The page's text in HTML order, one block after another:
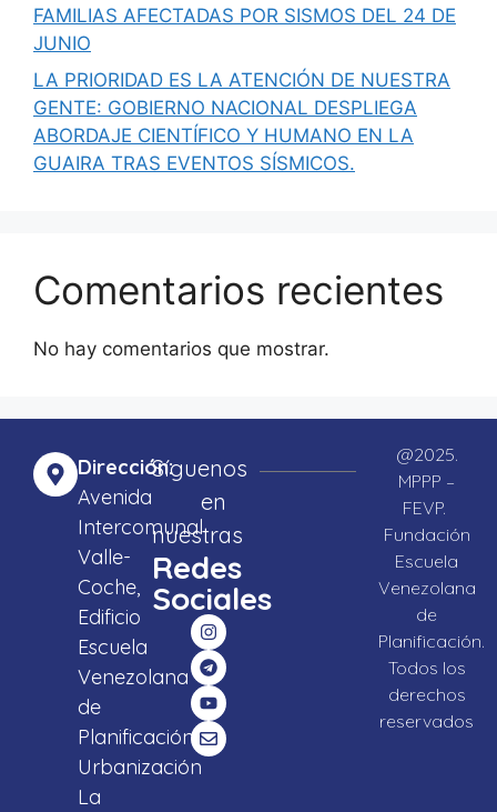
FAMILIAS AFECTADAS POR SISMOS DEL 24 DE
JUNIO
LA PRIORIDAD ES LA ATENCIÓN DE NUESTRA
GENTE: GOBIERNO NACIONAL DESPLIEGA
ABORDAJE CIENTÍFICO Y HUMANO EN LA
GUAIRA TRAS EVENTOS SÍSMICOS.
Comentarios recientes
No hay comentarios que mostrar.
Dirección:
Avenida
Intercomunal
Valle-
Coche,
Edificio
Escuela
Venezolana
de
Planificación,
Urbanización
La
Síguenos
en
nuestras
Redes
Sociales
@2025.
MPPP –
FEVP.
Fundación
Escuela
Venezolana
de
Planificación.
Todos los
derechos
reservados